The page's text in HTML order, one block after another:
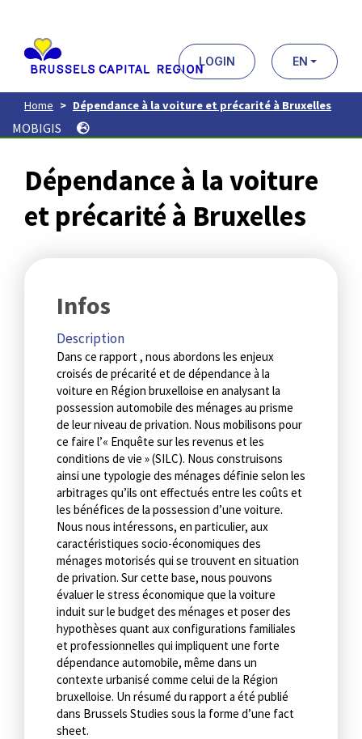
contenu
principal
LOGIN EN
Home Dépendance à la voiture et précarité à Bruxelles
MOBIGIS
Dépendance à la voiture
et précarité à Bruxelles
Infos
Description
Dans ce rapport , nous abordons les enjeux
croisés de précarité et de dépendance à la
voiture en Région bruxelloise en analysant la
possession automobile des ménages au prisme
de leur niveau de privation. Nous mobilisons pour
ce faire l’« Enquête sur les revenus et les
conditions de vie » (SILC). Nous construisons
ainsi une typologie des ménages définie selon les
arbitrages qu’ils ont effectués entre les coûts et
les bénéfices de la possession d’une voiture.
Nous nous intéressons, en particulier, aux
caractéristiques socio-économiques des
ménages motorisés qui se trouvent en situation
de privation. Sur cette base, nous pouvons
évaluer le stress économique que la voiture
induit sur le budget des ménages et poser des
hypothèses quant aux configurations familiales
et professionnelles qui impliquent une forte
dépendance automobile, même dans un
contexte urbanisé comme celui de la Région
bruxelloise. Un résumé du rapport a été publié
dans Brussels Studies sous la forme d’une fact
sheet.